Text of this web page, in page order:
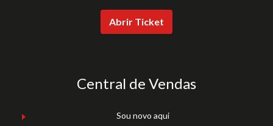
Abrir Ticket
Central de Vendas
Sou novo aqui